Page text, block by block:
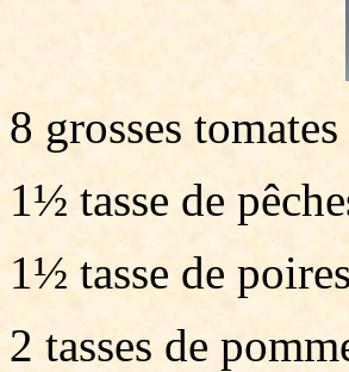
8 grosses
1½ tasse de
1½ tasse de
2 tasses de